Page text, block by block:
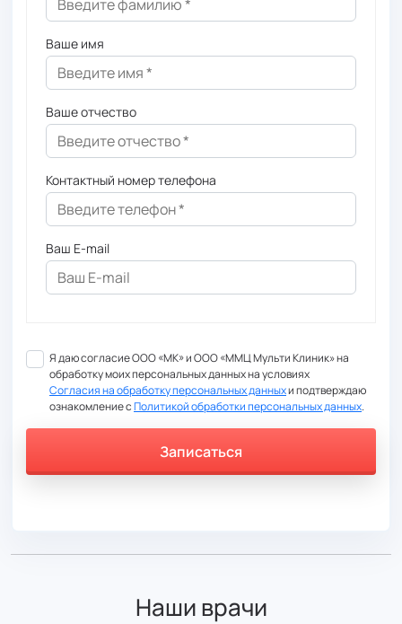
Ваше имя
Ваше отчество
Контактный номер телефона
Ваш E-mail
Записаться
Я даю согласие ООО «МК» и ООО «ММЦ Мульти Клиник» на
обработку моих персональных данных на условиях
Согласия на обработку персональных данныхи подтверждаю
ознакомление сПолитикой обработки персональных данных.
Информация о пациенте
Наши врачи